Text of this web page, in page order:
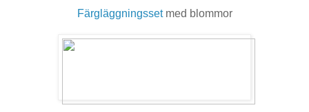
Färgläggningsset med blommor